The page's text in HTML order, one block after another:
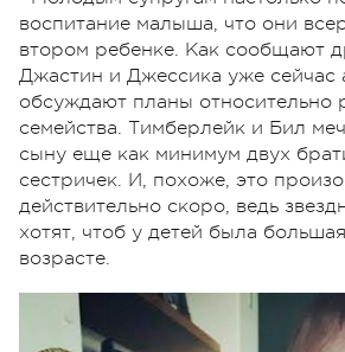
воспитание малыша, что они
втором ребенке. Как сообщают
Джастин и Джессика уже сейчас
обсуждают планы относительно
семейства. Тимберлейк и Бил
сыну еще как минимум двух
сестричек. И, похоже, это
действительно скоро, ведь
хотят, чтоб у детей была
возрасте.